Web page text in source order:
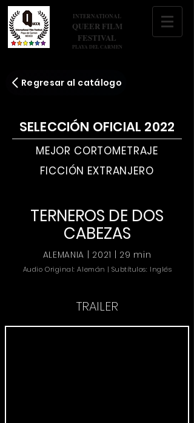
INTERNATIONAL
QUEER FILM
FESTIVAL
PLAYA DEL CARMEN
Regresar al catálogo
SELECCIÓN OFICIAL 2022
MEJOR CORTOMETRAJE
FICCIÓN EXTRANJERO
TERNEROS DE DOS
CABEZAS
ALEMANIA | 2021 | 29 min
Audio Original: Alemán | Subtítulos: Inglés
TRAILER